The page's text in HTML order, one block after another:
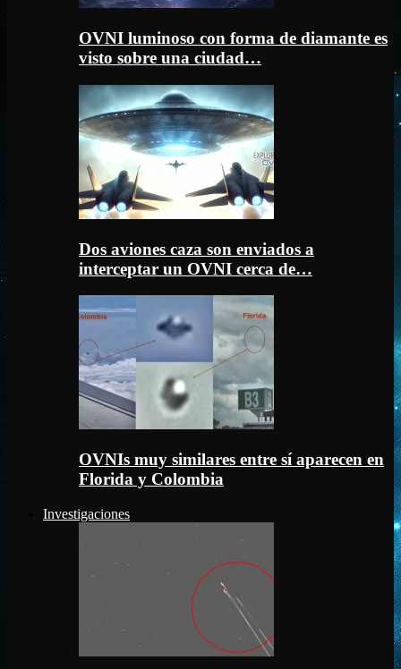
OVNI luminoso con forma de diamante es
visto sobre una ciudad…
Dos aviones caza son enviados a
interceptar un OVNI cerca de…
OVNIs muy similares entre sí aparecen en
Florida y Colombia
Investigaciones